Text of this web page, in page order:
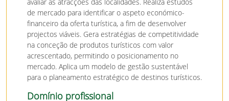
de mercado para identificar o aspeto económico-
financeiro da oferta turística, a fim de desenvolver
projectos viáveis. Gera estratégias de competitividade
na conceção de produtos turísticos com valor
acrescentado, permitindo o posicionamento no
mercado. Aplica um modelo de gestão sustentável
para o planeamento estratégico de destinos turísticos.
Domínio profissional